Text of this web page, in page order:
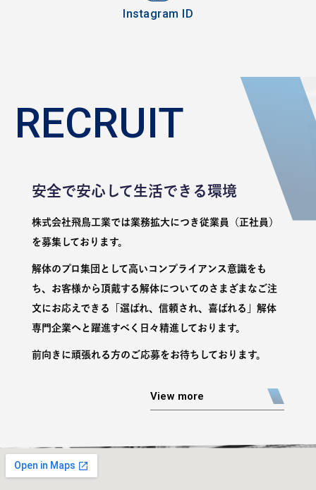
Instagram ID
RECRUIT
安全で安心して生活できる環境
株式会社飛鳥工業では業務拡大につき従業員（正社員）
を募集しております。
解体のプロ集団として高いコンプライアンス意識をも
ち、お客様から頂戴する解体についてのさまざまなご注
文にお応えできる「選ばれ、信頼され、喜ばれる」解体
専門企業へと躍進すべく日々精進しております。
前向きに頑張れる方のご応募をお待ちしております。
View more